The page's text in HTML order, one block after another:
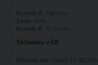
Skladem v ČR
Můžete mít: Úterý 11.08.2026
Rozměr A:
168 mm
Závit: M16
Rozměr B:
51,5 mm